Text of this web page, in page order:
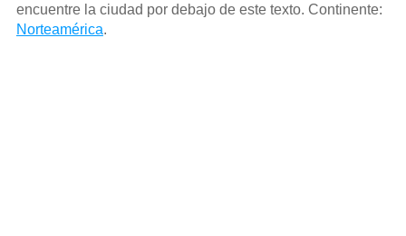
encuentre la ciudad por debajo de este texto. Continente:
Norteamérica.